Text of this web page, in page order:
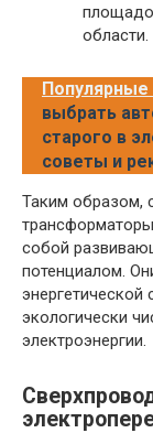
области.
Популярные
выбрать
старого в
советы и
Таким образом,
собой
потенциалом.
экологически
электроэнергии.